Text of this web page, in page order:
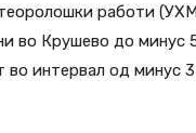
работи
во Крушево до минус
интервал од минус